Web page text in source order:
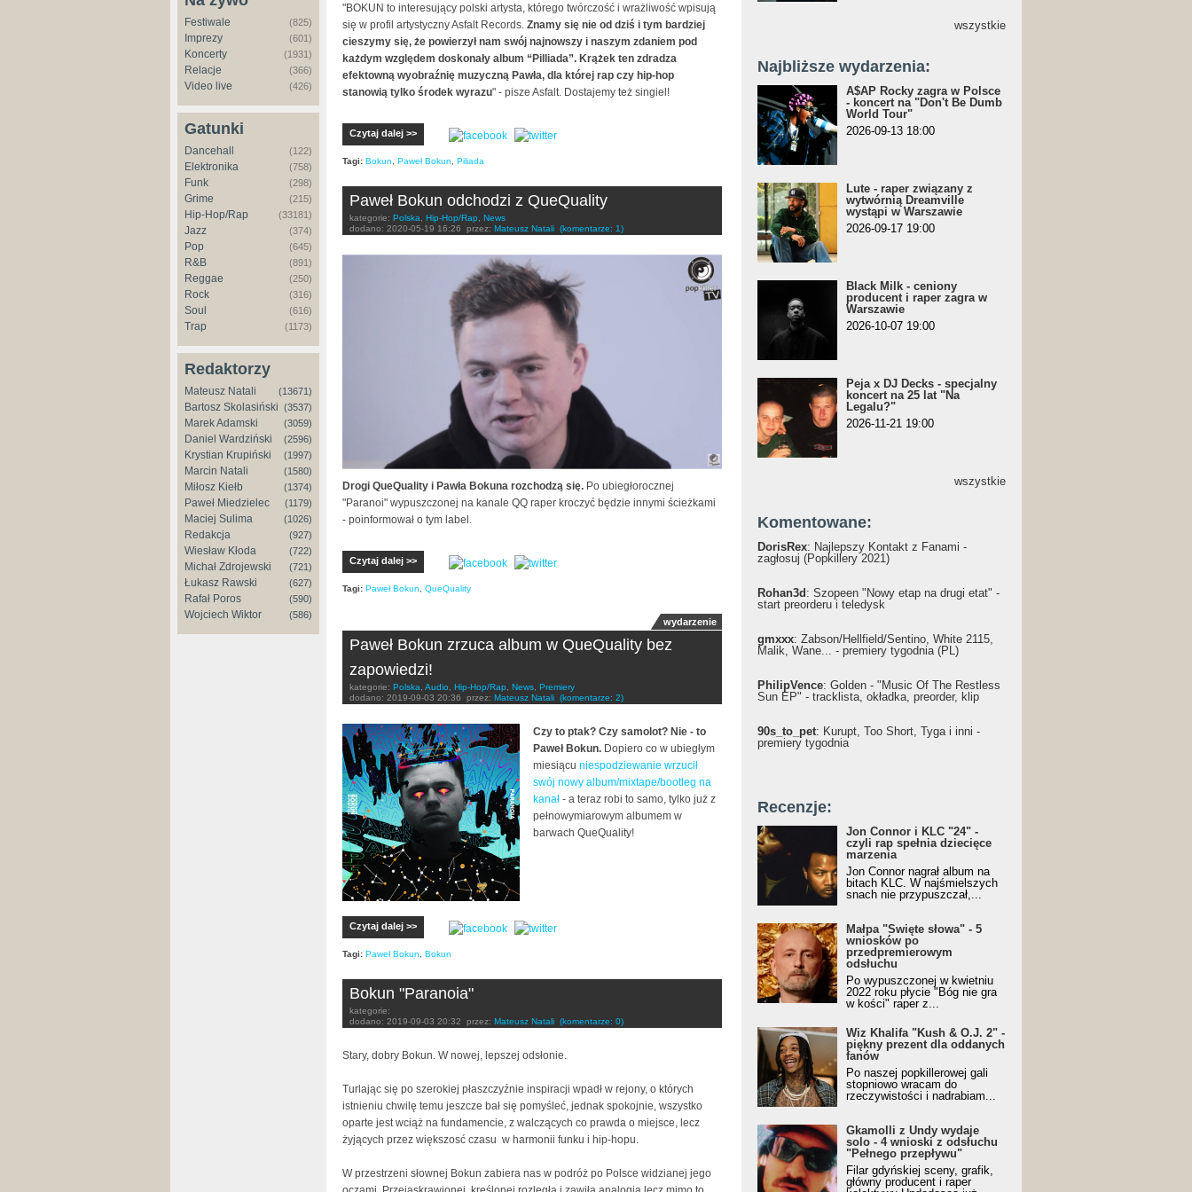
Festiwale (825)
Imprezy (601)
Koncerty (1931)
Relacje (366)
Video live (426)
Gatunki
Dancehall (122)
Elektronika (758)
Funk (298)
Grime (215)
Hip-Hop/Rap (33181)
Jazz (374)
Pop (645)
R&B (891)
Reggae (250)
Rock (316)
Soul (616)
Trap (1173)
Redaktorzy
Mateusz Natali (13671)
Bartosz Skolasiński (3537)
Marek Adamski (3059)
Daniel Wardziński (2596)
Krystian Krupiński (1997)
Marcin Natali (1580)
Miłosz Kiełb (1374)
Paweł Miedzielec (1179)
Maciej Sulima (1026)
Redakcja (927)
Wiesław Kłoda (722)
Michał Zdrojewski (721)
Łukasz Rawski (627)
Rafał Poros (590)
Wojciech Wiktor (586)
"BOKUN to interesujący polski artysta, którego twórczość i wrażliwość wpisują
się w profil artystyczny Asfalt Records. Znamy się nie od dziś i tym bardziej
cieszymy się, że powierzył nam swój najnowszy i naszym zdaniem pod
każdym względem doskonały album “Pilliada”. Krążek ten zdradza
efektowną wyobraźnię muzyczną Pawła, dla której rap czy hip-hop
stanowią tylko środek wyrazu" - pisze Asfalt. Dostajemy też singiel!
Czytaj dalej >>
Tagi: Bokun Paweł Bokun Piliada
Paweł Bokun odchodzi z QueQuality
kategorie: Polska Hip-Hop/Rap
News
dodano: 2020-05-19 16:26 przez: Mateusz Natali (komentarze: 1)
Drogi QueQuality i Pawła Bokuna rozchodzą się. Po ubiegłorocznej
"Paranoi" wypuszczonej na kanale QQ raper kroczyć będzie innymi ścieżkami
- poinformował o tym label.
Czytaj dalej >>
Tagi: Paweł Bokun QueQuality
wydarzenie
Paweł Bokun zrzuca album w QueQuality bez
zapowiedzi!
kategorie: Polska Audio Hip-Hop/Rap News Premiery
dodano: 2019-09-03 20:36 przez: Mateusz Natali (komentarze: 2)
Czy to ptak? Czy samolot? Nie - to
Paweł Bokun. Dopiero co w ubiegłym
miesiącu niespodziewanie wrzucił
swój nowy album/mixtape/bootleg na
kanał - a teraz robi to samo, tylko już z
pełnowymiarowym albumem w
barwach QueQuality!
Czytaj dalej >>
Tagi: Paweł Bokun Bokun
Bokun "Paranoia"
kategorie:
dodano: 2019-09-03 20:32 przez: Mateusz Natali (komentarze: 0)
Stary, dobry Bokun. W nowej, lepszej odsłonie.
Turlając się po szerokiej płaszczyźnie inspiracji wpadł w rejony, o których
istnieniu chwilę temu jeszcze bał się pomyśleć, jednak spokojnie, wszystko
oparte jest wciąż na fundamencie, z walczących co prawda o miejsce, lecz
żyjących przez większosć czasu w harmonii funku i hip-hopu.
W przestrzeni słownej Bokun zabiera nas w podróż po Polsce widzianej jego
wszystkie
Najbliższe wydarzenia:
A$AP Rocky zagra w Polsce
- koncert na "Don't Be Dumb
World Tour"
2026-09-13 18:00
Lute - raper związany z
wytwórnią Dreamville
wystąpi w Warszawie
2026-09-17 19:00
Black Milk - ceniony
producent i raper zagra w
Warszawie
2026-10-07 19:00
Peja x DJ Decks - specjalny
koncert na 25 lat "Na
Legalu?"
2026-11-21 19:00
wszystkie
Komentowane:
DorisRex: Najlepszy Kontakt z Fanami -
zagłosuj (Popkillery 2021)
Rohan3d : Szopeen "Nowy etap na drugi etat" -
start preorderu i teledysk
gmxxx: Żabson/Hellfield/Sentino, White 2115,
Malik, Wane... - premiery tygodnia (PL)
PhilipVence: Golden - "Music Of The Restless
Sun EP" - tracklista, okładka, preorder, klip
90s_to_pet: Kurupt, Too Short, Tyga i inni -
premiery tygodnia
Recenzje:
Jon Connor i KLC "24" -
czyli rap spełnia dziecięce
marzenia
Jon Connor nagrał album na
bitach KLC. W najśmielszych
snach nie przypuszczał,...
Małpa "Święte słowa" - 5
wniosków po
przedpremierowym
odsłuchu
Po wypuszczonej w kwietniu
2022 roku płycie "Bóg nie gra
w kości" raper z...
Wiz Khalifa "Kush & O.J. 2" -
piękny prezent dla oddanych
fanów
Po naszej popkillerowej gali
stopniowo wracam do
rzeczywistości i nadrabiam...
Gkamolli z Undy wydaje
solo - 4 wnioski z odsłuchu
"Pełnego przepływu"
Filar gdyńskiej sceny, grafik,
główny producent i raper